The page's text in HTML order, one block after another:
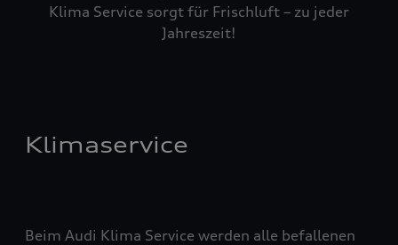
Klima Service sorgt für Frischluft – zu jeder
Jahreszeit!
Klimaservice
Beim Audi Klima Service werden alle befallenen